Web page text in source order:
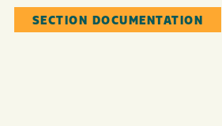
SECTION DOCUMENTATION